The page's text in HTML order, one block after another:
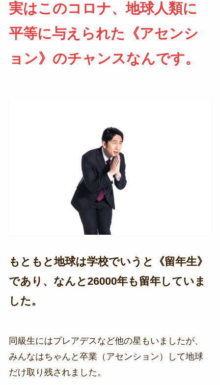
実はこのコロナ、地球人類に
平等に与えられた《アセンシ
ョン》のチャンスなんです。
もともと地球は学校でいうと《留年生》
であり、なんと26000年も留年していま
した。
同級生にはプレアデスなど他の星もいましたが、
みんなはちゃんと卒業（アセンション）して地球
だけ取り残されました。